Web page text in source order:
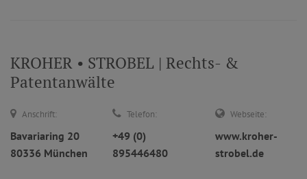
KROHER • STROBEL | Rechts- &
Patentanwälte
Anschrift:
Bavariaring 20
80336 München
Telefon:
+49 (0)
895446480
Webseite:
www.kroher-
strobel.de